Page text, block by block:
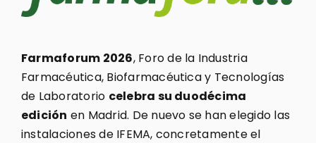
Farmaforum 2026, Foro de la Industria
Farmacéutica, Biofarmacéutica y Tecnologías
de Laboratorio celebra su duodécima
edición en Madrid. De nuevo se han elegido las
instalaciones de IFEMA, concretamente el